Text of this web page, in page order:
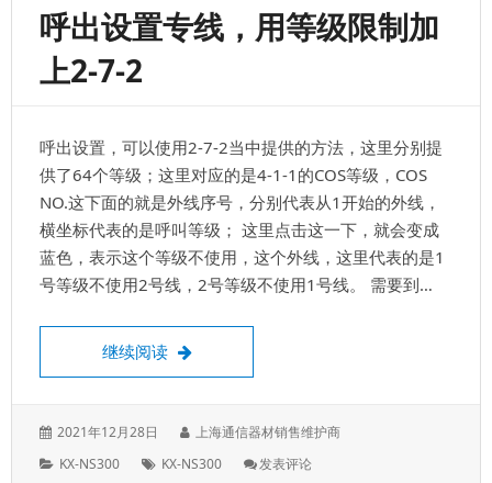
机
编
程，
PT
话
机
程
表
呼出设置专线，用等级限制加
上2-7-2
呼出设置，可以使用2-7-2当中提供的方法，这里分别提
供了64个等级；这里对应的是4-1-1的COS等级，COS
NO.这下面的就是外线序号，分别代表从1开始的外线，
横坐标代表的是呼叫等级； 这里点击这一下，就会变成
蓝色，表示这个等级不使用，这个外线，这里代表的是1
号等级不使用2号线，2号等级不使用1号线。 需要到…
继续阅读 呼出设置专线，用等级限制加上2-7-2
发
于：
2021年12月28日
作
上海通信器材销售维护商
分
KX-NS300
标
KX-NS300 发表评论: 呼